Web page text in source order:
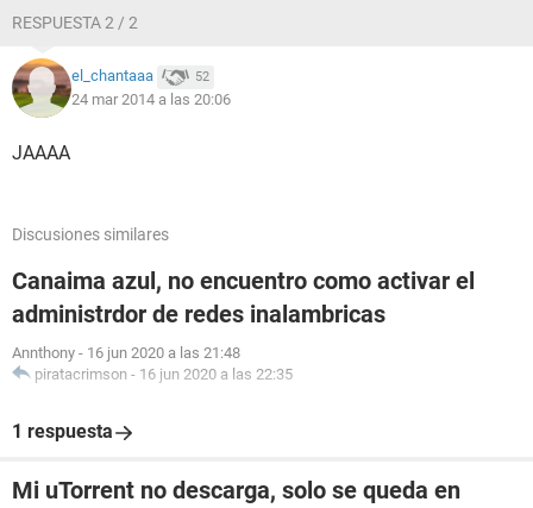
RESPUESTA 2 / 2
el_chantaaa 52
24 mar 2014 a las 20:06
JAAAA
Discusiones similares
Canaima azul, no encuentro como activar el
administrdor de redes inalambricas
Annthony - 16 jun 2020 a las 21:48
piratacrimson - 16 jun 2020 a las 22:35
1 respuesta
Mi uTorrent no descarga, solo se queda en